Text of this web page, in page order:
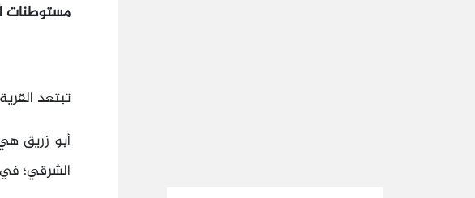
مستوطنات
تبتعد القرية عن
أبو زريق
الشرقي؛ في عام 1945 كان عدد سكانها 550 نسمة وكانت